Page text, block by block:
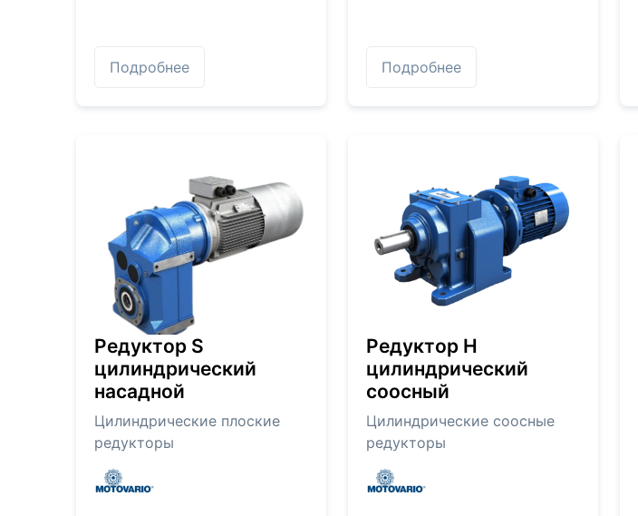
Подробнее Подробнее
Редуктор S
цилиндрический
насадной
Цилиндрические плоские
редукторы
Редуктор H
цилиндрический
соосный
Цилиндрические соосные
редукторы